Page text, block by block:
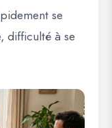
se
difficulté à se